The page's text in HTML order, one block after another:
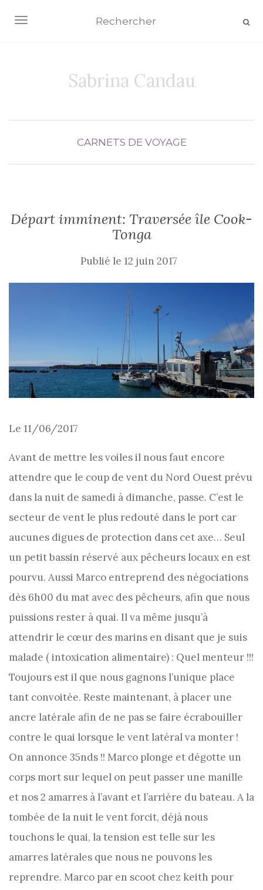
AFFICHER/MASQUER LA NAVIGATION
Sabrina Candau
CARNETS DE VOYAGE
Départ imminent: Traversée île Cook-
Tonga
Publié le 12 juin 2017
Le 11/06/2017
Avant de mettre les voiles il nous faut encore
attendre que le coup de vent du Nord Ouest prévu
dans la nuit de samedi à dimanche, passe. C’est le
secteur de vent le plus redouté dans le port car
aucunes digues de protection dans cet axe… Seul
un petit bassin réservé aux pêcheurs locaux en est
pourvu. Aussi Marco entreprend des négociations
dès 6h00 du mat avec des pêcheurs, afin que nous
puissions rester à quai. Il va même jusqu’à
attendrir le cœur des marins en disant que je suis
malade ( intoxication alimentaire) : Quel menteur !!!
Toujours est il que nous gagnons l’unique place
tant convoitée. Reste maintenant, à placer une
ancre latérale afin de ne pas se faire écrabouiller
contre le quai lorsque le vent latéral va monter !
On annonce 35nds !! Marco plonge et dégotte un
corps mort sur lequel on peut passer une manille
et nos 2 amarres à l’avant et l’arrière du bateau. A la
tombée de la nuit le vent forcit, déjà nous
touchons le quai, la tension est telle sur les
amarres latérales que nous ne pouvons les
reprendre. Marco par en scoot chez keith pour